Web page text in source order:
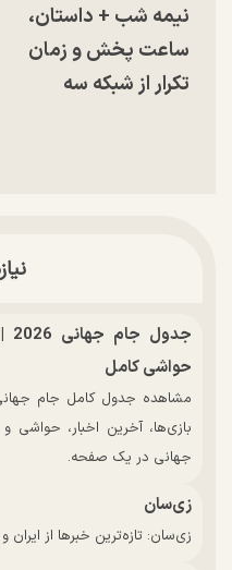
نیمه شب + داستان،
ساعت پخش و زمان
تکرار از شبکه سه
حواشی کامل
بازی‌ها، آخرین اخبار،
جهانی در یک صفحه.
زی‌سان
زی‌سان: تازه‌ترین خبرها از ایران